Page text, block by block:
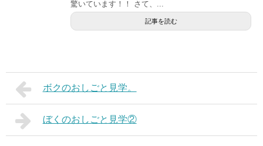
驚いています！！ さて、...
記事を読む
ボクのおしごと見学。
ぼくのおしごと見学②